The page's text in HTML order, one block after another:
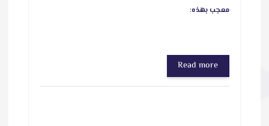
معجب بهذه:
Read more